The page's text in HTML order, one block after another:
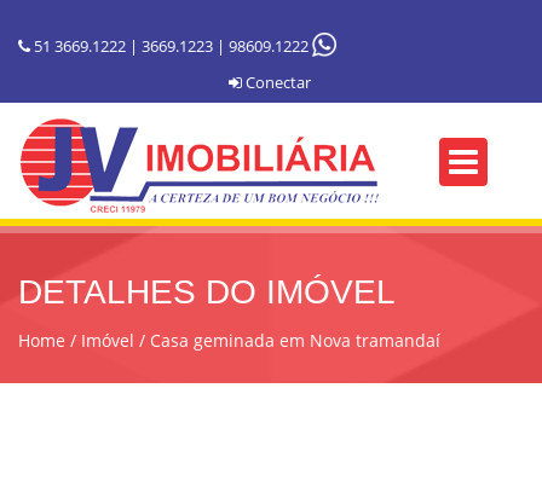
51 3669.1222 | 3669.1223 | 98609.1222
Conectar
DETALHES DO IMÓVEL
Home Imóvel Casa geminada em Nova tramandaí